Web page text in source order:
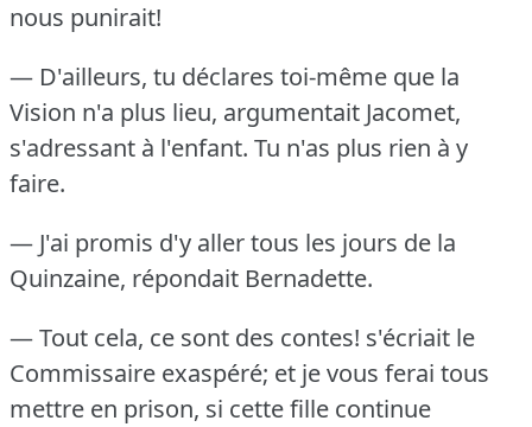
nous punirait!
— D'ailleurs, tu déclares toi-même que la
Vision n'a plus lieu, argumentait Jacomet,
s'adressant à l'enfant. Tu n'as plus rien à y
faire.
— J'ai promis d'y aller tous les jours de la
Quinzaine, répondait Bernadette.
— Tout cela, ce sont des contes! s'écriait le
Commissaire exaspéré; et je vous ferai tous
mettre en prison, si cette fille continue